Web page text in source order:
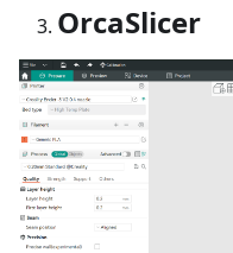
OrcaSlicer